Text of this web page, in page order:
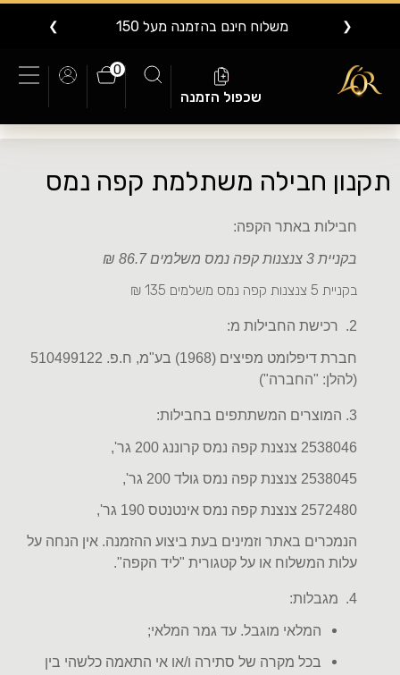
משלוח בין 1-10 ימי עסקים
שכפול הזמנה
0
תקנון חבילה משתלמת קפה נמס
חבילות באתר הקפה:
בקניית 3 צנצנות קפה נמס משלמים 86.7 ₪
בקניית 5 צנצנות קפה נמס משלמים 135 ₪
2. רכישת החבילות מ:
חברת דיפלומט מפיצים (1968) בע"מ, ח.פ. 510499122
(להלן: "החברה")
3. המוצרים המשתתפים בחבילות:
2538046 צנצנת קפה נמס קרוננג 200 גר',
2538045 צנצנת קפה נמס גולד 200 גר',
2572480 צנצנת קפה נמס אינטנטס 190 גר',
הנמכרים באתר וזמינים בעת ביצוע ההזמנה. אין הנחה על
עלות המשלוח או על קטגורית "ליד הקפה".
4. מגבלות:
המלאי מוגבל. עד גמר המלאי;
בכל מקרה של סתירה ו/או אי התאמה כלשהי בין